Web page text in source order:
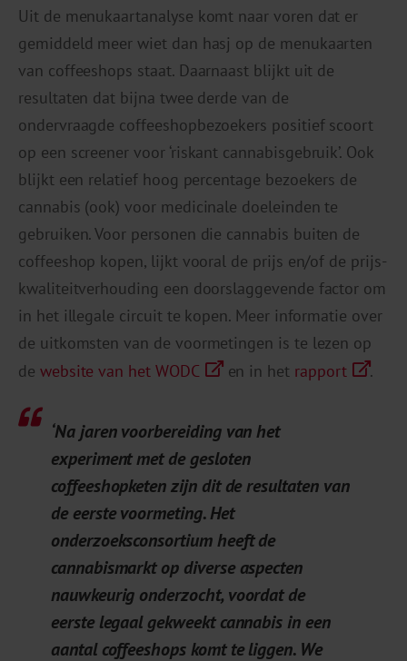
Uit de menukaartanalyse komt naar voren dat er
gemiddeld meer wiet dan hasj op de menukaarten
van coffeeshops staat. Daarnaast blijkt uit de
resultaten dat bijna twee derde van de
ondervraagde coffeeshopbezoekers positief scoort
op een screener voor ‘riskant cannabisgebruik’. Ook
blijkt een relatief hoog percentage bezoekers de
cannabis (ook) voor medicinale doeleinden te
gebruiken. Voor personen die cannabis buiten de
coffeeshop kopen, lijkt vooral de prijs en/of de prijs-
kwaliteitverhouding een doorslaggevende factor om
in het illegale circuit te kopen. Meer informatie over
de uitkomsten van de voormetingen is te lezen op
de website van het WODC en in het rapport .
‘Na jaren voorbereiding van het
experiment met de gesloten
coffeeshopketen zijn dit de resultaten van
de eerste voormeting. Het
onderzoeksconsortium heeft de
cannabismarkt op diverse aspecten
nauwkeurig onderzocht, voordat de
eerste legaal gekweekt cannabis in een
aantal coffeeshops komt te liggen. We